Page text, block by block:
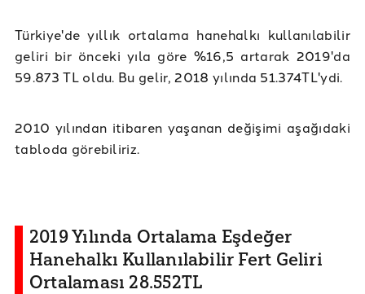
Türkiye'de yıllık ortalama hanehalkı kullanılabilir
geliri bir önceki yıla göre %16,5 artarak 2019'da
59.873 TL oldu. Bu gelir, 2018 yılında 51.374TL'ydi.
2010 yılından itibaren yaşanan değişimi aşağıdaki
tabloda görebiliriz.
2019 Yılında Ortalama Eşdeğer
Hanehalkı Kullanılabilir Fert Geliri
Ortalaması 28.552TL